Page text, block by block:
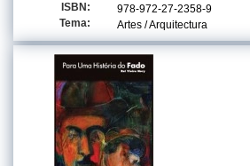
ISBN:
978-972-27-2358-9
Tema:
Artes / Arquitectura